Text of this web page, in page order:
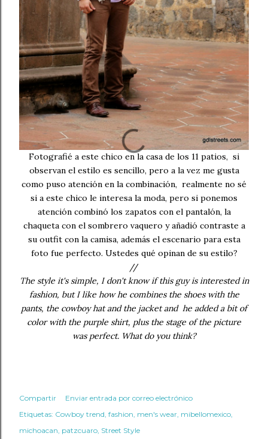
Fotografié a este chico en la casa de los 11 patios, si
observan el estilo es sencillo, pero a la vez me gusta
como puso atención en la combinación, realmente no sé
si a este chico le interesa la moda, pero si ponemos
atención combinó los zapatos con el pantalón, la
chaqueta con el sombrero vaquero y añadió contraste a
su outfit con la camisa, además el escenario para esta
foto fue perfecto. Ustedes qué opinan de su estilo?
//
The style it's simple, I don't know if this guy is interested in
fashion, but I like how he combines the shoes with the
pants, the cowboy hat and the jacket and he added a bit of
color with the purple shirt, plus the stage of the picture
was perfect. What do you think?
Compartir
Enviar entrada por correo electrónico
Etiquetas: Cowboy trend fashion men's wear mibellomexico
michoacan patzcuaro Street Style